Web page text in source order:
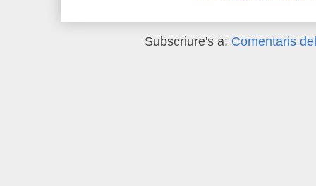
Subscriure's a: Comentaris